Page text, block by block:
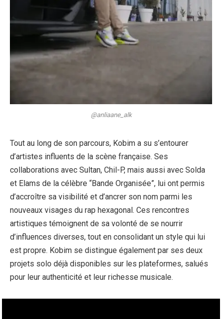
@anliaane_alk
Tout au long de son parcours, Kobim a su s’entourer
d’artistes influents de la scène française. Ses
collaborations avec Sultan, Chil-P, mais aussi avec Solda
et Elams de la célèbre “Bande Organisée”, lui ont permis
d’accroître sa visibilité et d’ancrer son nom parmi les
nouveaux visages du rap hexagonal. Ces rencontres
artistiques témoignent de sa volonté de se nourrir
d’influences diverses, tout en consolidant un style qui lui
est propre. Kobim se distingue également par ses deux
projets solo déjà disponibles sur les plateformes, salués
pour leur authenticité et leur richesse musicale.